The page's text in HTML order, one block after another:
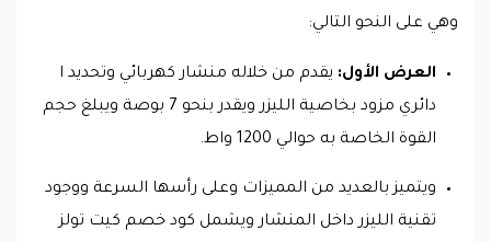
وهي على النحو التالي:
العرض الأول: يقدم من خلاله منشار كهربائي وتحديد ا
دائري مزود بخاصية الليزر ويقدر بنحو 7 بوصة ويبلغ حجم
القوة الخاصة به حوالي 1200 واط.
ويتميز بالعديد من المميزات وعلى رأسها السرعة ووجود
تقنية الليزر داخل المنشار ويشمل كود خصم كيت تولز